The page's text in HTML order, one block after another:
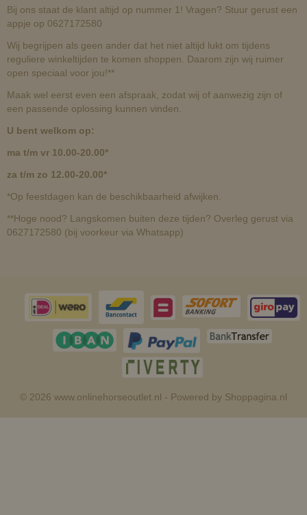
Bij ons staat de klant altijd op nummer 1! Vragen? Stuur gerust een
appje op 0627172580
Wij begrijpen als geen ander dat het niet altijd lukt om tijdens
reguliere winkeltijden te komen shoppen. Daarom zijn wij ruimer
open speciaal voor jou!**
Maak wel eerst even een afspraak, zodat wij of aanwezig zijn of
een passende oplossing kunnen vinden.
U bent welkom op:
ma t/m vr 10.00-20.00*
za t/m zo 12.00-20.00*
*Op feestdagen kan de beschikbaarheid afwijken.
**Hoge nood? Langskomen buiten deze tijden? Overleg gerust via
0627172580 (bij voorkeur via Whatsapp)
© 2026 www.onlinehorseoutlet.nl - Powered by Shoppagina.nl